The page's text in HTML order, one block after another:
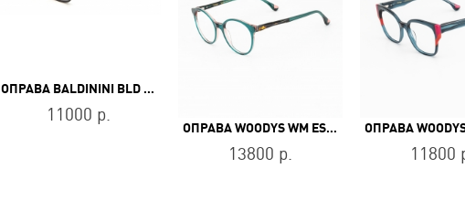
ОПРАВА BALDININI BLD 2066 PM 303
11000 р.
ОПРАВА WOODYS WM ESMERALDA 04
13800 р. 11800